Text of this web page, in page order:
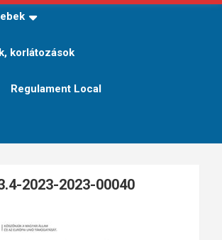
korlátozások
Regulament Local
2023-2023-00040